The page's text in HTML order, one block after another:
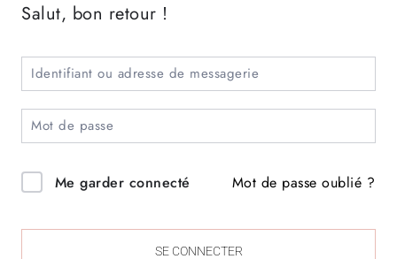
Salut, bon retour !
Me garder connecté Mot de passe oublié ?
SE CONNECTER